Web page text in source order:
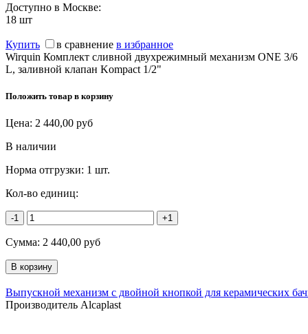
Доступно в Москве:
18 шт
Купить в сравнение в избранное
Wirquin Комплект сливной двухрежимный механизм ONE 3/6
L, заливной клапан Kompact 1/2"
Положить товар в корзину
Цена: 2 440,00 руб
В наличии
Норма отгрузки: 1 шт.
Кол-во единиц:
-1 +1
Сумма: 2 440,00 руб
Выпускной механизм с двойной кнопкой для керамических
Производитель Alcaplast